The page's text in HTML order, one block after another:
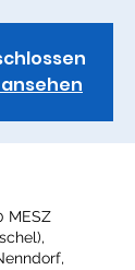
MESZ